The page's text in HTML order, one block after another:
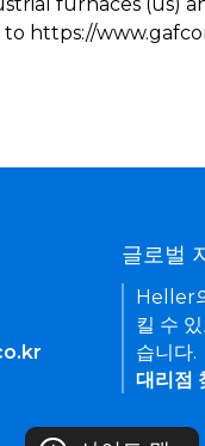
https://
글로벌
Heller
킬 수
습니다.
대리점